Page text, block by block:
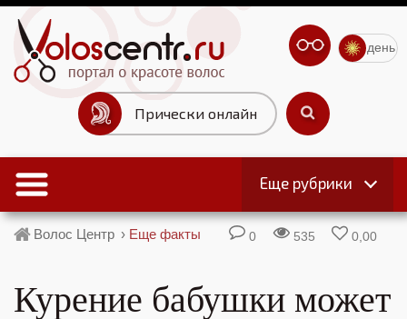
Прически онлайн
день
Еще рубрики
Волос Центр › Еще факты 0 535 0,00
​Курение бабушки может